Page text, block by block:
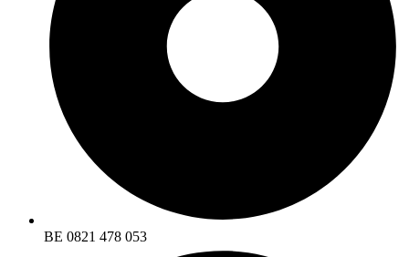
BE 0821 478 053